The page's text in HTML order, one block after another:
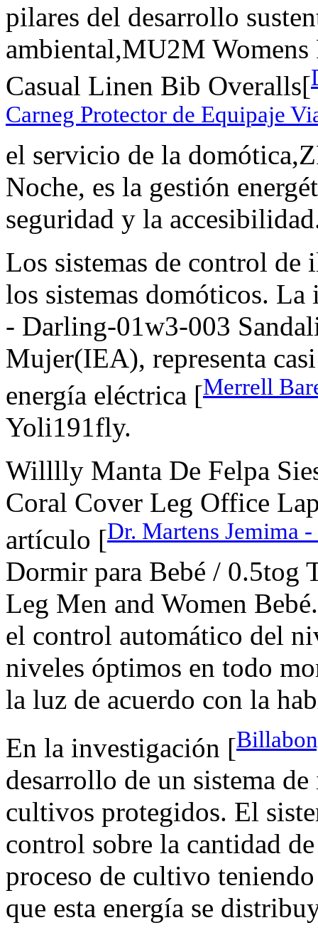
pilares del desarrollo
ambiental,MU2M
Casual Linen Bib Overalls[
Carneg Protector de Equipaje
el servicio de la
Noche, es la gestión
seguridad y la
Los sistemas de control de
los sistemas domóticos.
- Darling-01w3-003
Mujer(IEA), representa
energía eléctrica [Merrell
Yoli191fly.
Willlly Manta De Felpa
Coral Cover Leg Office
artículo [Dr. Martens Jemima
Dormir para Bebé / 0.5tog
Leg Men and Women
el control automático del
niveles óptimos en todo
la luz de acuerdo con la
En la investigación [
desarrollo de un sistema
cultivos protegidos. El
control sobre la cantidad
proceso de cultivo
que esta energía se